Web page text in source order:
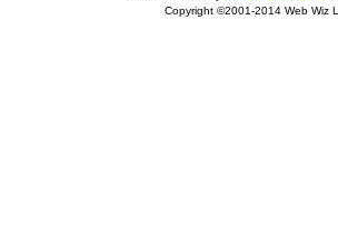
Copyright ©2001-2014 Web Wiz